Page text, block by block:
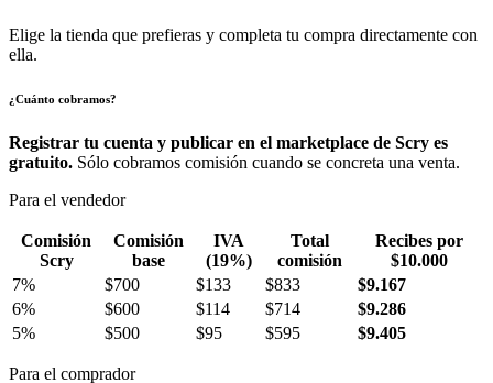
Elige la tienda que prefieras y completa tu compra directamente con
ella.
¿Cuánto cobramos?
Registrar tu cuenta y publicar en el marketplace de Scry es
gratuito. Sólo cobramos comisión cuando se concreta una venta.
Para el vendedor
Comisión
Scry
Comisión
base
IVA
(19%)
Total
comisión
Recibes por
$10.000
7%
$700 $133 $833
$9.167
6%
$600 $114 $714
$9.286
5%
$500 $95 $595 $9.405
Para el comprador